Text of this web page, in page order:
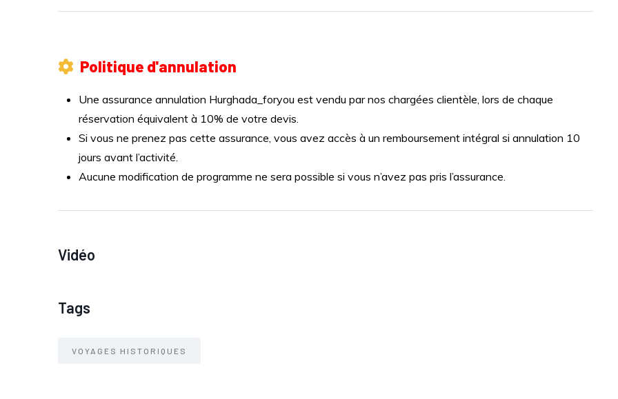
Politique d'annulation
Une assurance annulation Hurghada_foryou est vendu par nos chargées clientèle, lors de chaque
réservation équivalent à 10% de votre devis.
Si vous ne prenez pas cette assurance, vous avez accès à un remboursement intégral si annulation 10
jours avant l’activité.
Aucune modification de programme ne sera possible si vous n’avez pas pris l’assurance.
Vidéo
Tags
VOYAGES HISTORIQUES